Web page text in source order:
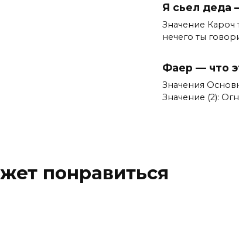
Я сьел деда
Значение Кароч
нечего ты
Фаер — что
Значения
Значение (2):
понравиться